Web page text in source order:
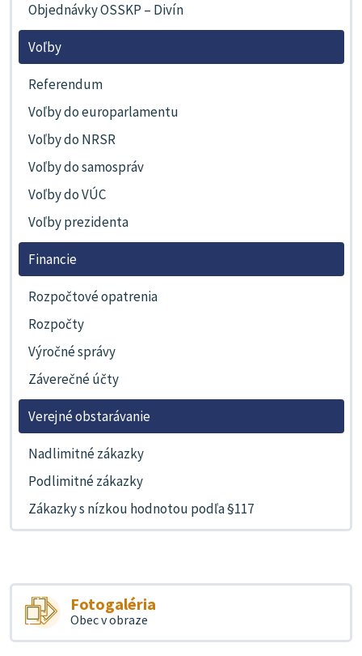
Objednávky OSSKP – Divín
Voľby
Referendum
Voľby do europarlamentu
Voľby do NRSR
Voľby do samospráv
Voľby do VÚC
Voľby prezidenta
Financie
Rozpočtové opatrenia
Rozpočty
Výročné správy
Záverečné účty
Verejné obstarávanie
Nadlimitné zákazky
Podlimitné zákazky
Zákazky s nízkou hodnotou podľa §117
Fotogaléria
Obec v obraze